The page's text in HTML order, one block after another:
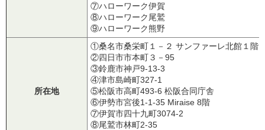
⑦ハローワーク伊賀
⑧ハローワーク尾鷲
⑨ハローワーク熊野
所在地
①桑名市桑栄町１－２ サンファーレ北館１階
②四日市市本町３－95
③鈴鹿市神戸9-13-3
④津市島崎町327-1
⑤松阪市高町493-6 松阪合同庁舎
⑥伊勢市宮後1-1-35 Miraise 8階
⑦伊賀市四十九町3074-2
⑧尾鷲市林町2-35